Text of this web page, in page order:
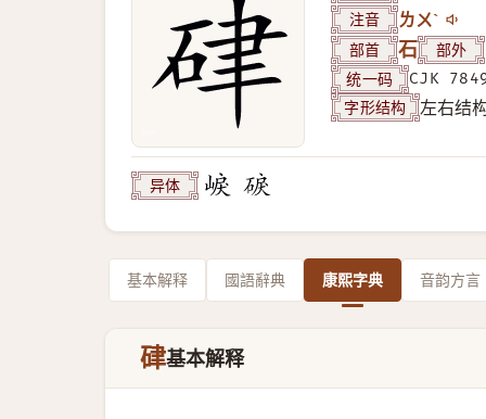
注音 ㄌㄨˋ
部首 石 部外
统一码 CJK
字形结构 左右结
异体
基本解释 國語辭典 康熙字典 音韵方言
硉基本解释